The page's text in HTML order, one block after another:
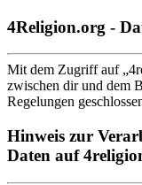
4Religion.org -
Mit dem Zugriff auf
zwischen dir und dem
Regelungen
Hinweis zur
Daten auf